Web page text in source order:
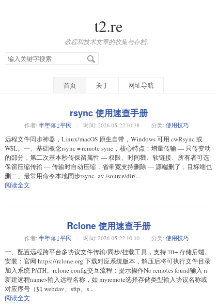
t2.re
教程和技术文章的收集与存档。
搜
索
首页 关于 网址导航
rsync 使用速查手册
作者: 半堕落↓平民 时间: 2026-05-22 10:38 分类: 使用技巧
远程文件同步神器，Linux/macOS 原生自带，Windows 可用 cwRsync 或
WSL。一、基础概念rsync = remote sync，核心特点：增量传输 — 只传变动
的部分，第二次基本秒传保留属性 — 权限、时间戳、软链接、所有者可选
保留压缩传输 — 传输时自动压缩，省带宽支持删除 — 源端删了，目标端也
删二、最常用命令本地同步rsync -av /source/dir/...
阅读全文
Rclone 使用速查手册
作者: 半堕落↓平民 时间: 2026-05-22 10:10 分类: 使用技巧
一、配置远程跨平台多协议文件传输/同步/挂载工具，支持 70+ 存储后端。
安装：官网 https://rclone.org 下载对应系统版本，解压后将可执行文件目录
加入系统 PATH。rclone config交互流程：提示操作No remotes found输入 n
新建远程name>输入远程名称，如 myremote选择存储类型输入协议名称或
对应序号（如 webdav、sftp、s...
阅读全文